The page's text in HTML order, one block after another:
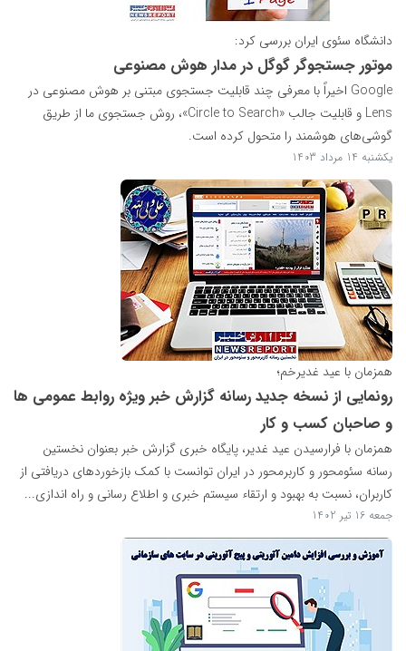
دانشگاه سئوی ایران بررسی کرد:
موتور جستجوگر گوگل در مدار هوش مصنوعی
Google اخیراً با معرفی چند قابلیت جستجوی مبتنی بر هوش مصنوعی در
Lens و قابلیت جالب «Circle to Search»، روش جستجوی ما از طریق
گوشی‌های هوشمند را متحول کرده است.
یکشنبه 14 مرداد 1403
همزمان با عید غدیرخم؛
رونمایی از نسخه جدید رسانه گزارش خبر ویژه روابط عمومی ها
و صاحبان کسب و کار
همزمان با فرارسیدن عید غدیر، پایگاه خبری گزارش خبر بعنوان نخستین
رسانه سئومحور و کاربرمحور در ایران توانست با کمک بازخوردهای دریافتی از
کاربران، نسبت به بهبود و ارتقاء سیستم خبری و اطلاع رسانی و راه اندازی...
جمعه 16 تیر 1402